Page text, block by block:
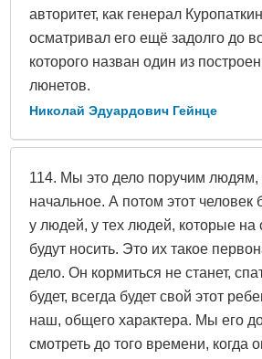
авторитет, как генерал
осматривал его ещё задолго до
которого назван один из
люнетов.
Николай Эдуардович Гейнце
114. Мы это дело поручим людям,
начальное. А потом этот человек
у людей, у тех людей, которые на
будут носить. Это их такое
дело. Он кормиться не станет,
будет, всегда будет свой этот
наш, общего характера. Мы его
смотреть до того времени, когда